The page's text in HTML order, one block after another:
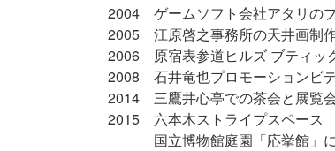
2004 ゲームソフト会社アタリの
2005 江原啓之事務所の天井画制
2006 原宿表参道ヒルズ ブティッ
2008 石井竜也プロモーションビ
2014 三鷹井心亭での茶会と展覧
2015 六本木ストライプスペース
国立博物館庭園「応挙館」に